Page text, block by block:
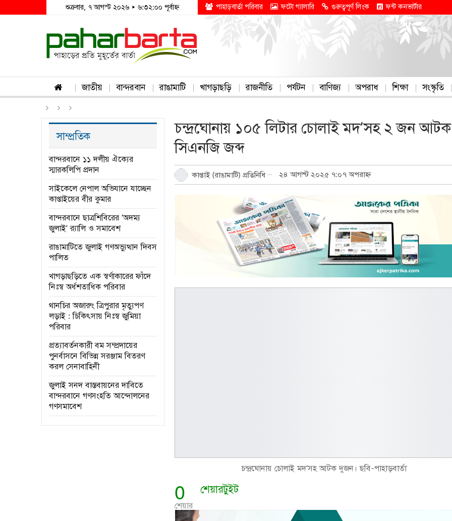
শুক্রবার, ৭ আগস্ট ২০২৬ ▸ ৬:৩২:০০ পূর্বাহ্ন পাহাড়বার্তা পরিবার ফটো গ্যালারি গুরুত্বপূর্ণ লিংক ফন্ট কনভার্টার
জাতীয় বান্দরবান রাঙামাটি খাগড়াছড়ি রাজনীতি পর্যটন বাণিজ্য অপরাধ শিক্ষা সংস্কৃতি
চন্দ্রঘোনায় ১০৫ লিটার চোলাই মদ’সহ ২ জন
সিএনজি জব্দ
কাপ্তাই (রাঙামাটি) প্রতিনিধি ২৪ আগস্ট ২০২৫ ৭:০৭ অপরাহ্ন
চন্দ্রঘোনায় চোলাই মদ’সহ আটক দুজন। ছবি-পাহাড়বার্তা
0
শেয়ার
শেয়ারটুইট
সাম্প্রতিক
বান্দরবানে ১১ দলীয় ঐক্যের
স্মারকলিপি প্রদান
সাইকেলে নেপাল অভিযানে যাচ্ছেন
কাপ্তাইয়ের বীর কুমার
বান্দরবানে ছাত্রশিবিরের ‘অদম্য
জুলাই’ র‌্যালি ও সমাবেশ
রাঙামাটিতে জুলাই গণঅভ্যুত্থান দিবস
পালিত
খাগড়াছড়িতে এক স্বর্ণাকারের ফাঁদে
নিঃস্ব অর্ধশতাধিক পরিবার
থানচির অজারুং ত্রিপুরার মৃত্যুপণ
লড়াই : চিকিৎসায় নিঃস্ব জুমিয়া
পরিবার
প্রত্যাবর্তনকারী বম সম্প্রদায়ের
পুনর্বাসনে বিভিন্ন সরঞ্জাম বিতরণ
করল সেনাবাহিনী
জুলাই সনদ বাস্তবায়নের দাবিতে
বান্দরবানে গণসংহতি আন্দোলনের
গণসমাবেশ